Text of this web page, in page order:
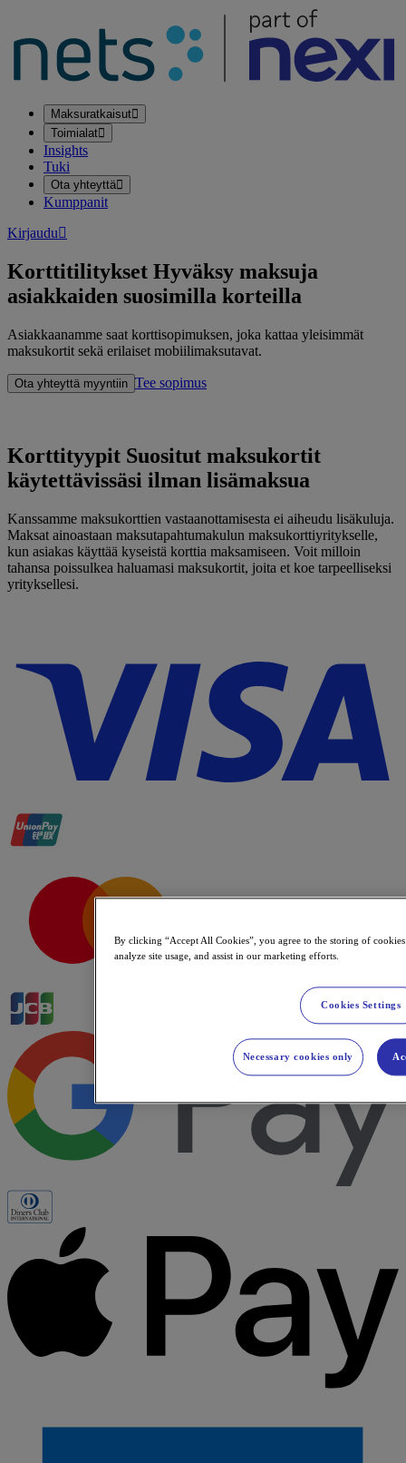
Maksuratkaisut
Toimialat
Insights
Tuki
Ota yhteyttä
Kumppanit
Kirjaudu
Korttitilitykset Hyväksy maksuja
asiakkaiden suosimilla korteilla
Asiakkaanamme saat korttisopimuksen, joka kattaa yleisimmät
maksukortit sekä erilaiset mobiilimaksutavat.
Ota yhteyttä myyntiin Tee sopimus
Korttityypit Suositut maksukortit
käytettävissäsi ilman lisämaksua
Kanssamme maksukorttien vastaanottamisesta ei aiheudu lisäkuluja.
Maksat ainoastaan maksutapahtumakulun maksukorttiyritykselle,
kun asiakas käyttää kyseistä korttia maksamiseen. Voit milloin
tahansa poissulkea haluamasi maksukortit, joita et koe tarpeelliseksi
yrityksellesi.
By clicking “Accept All Cookies”, you agree to the storing of
analyze site usage, and assist in our marketing efforts.
Cookies Settings
Necessary cookies only